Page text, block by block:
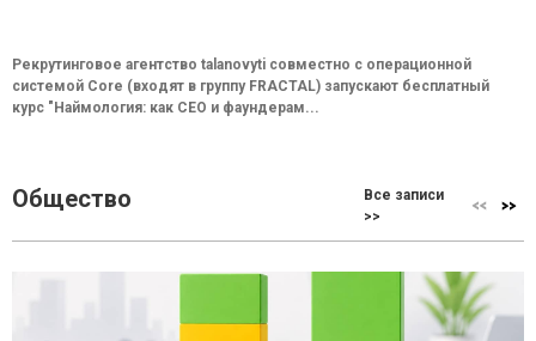
Рекрутинговое агентство talanovyti совместно с операционной
системой Core (входят в группу FRACTAL) запускают бесплатный
курс "Наймология: как СEO и фаундерам...
Общество
Все записи
>>